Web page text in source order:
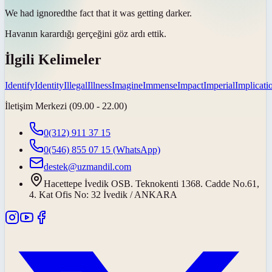
We had ignoredthe fact that it was getting darker.
Havanın karardığı gerçeğini göz ardı ettik.
İlgili Kelimeler
IdentifyIdentityIllegalIllnessImagineImmenseImpactImperial
İletişim Merkezi (09.00 - 22.00)
0(312) 911 37 15
0(546) 855 07 15 (WhatsApp)
destek@uzmandil.com
Hacettepe İvedik OSB. Teknokenti 1368. Cadde No.61,
4. Kat Ofis No: 32 İvedik / ANKARA